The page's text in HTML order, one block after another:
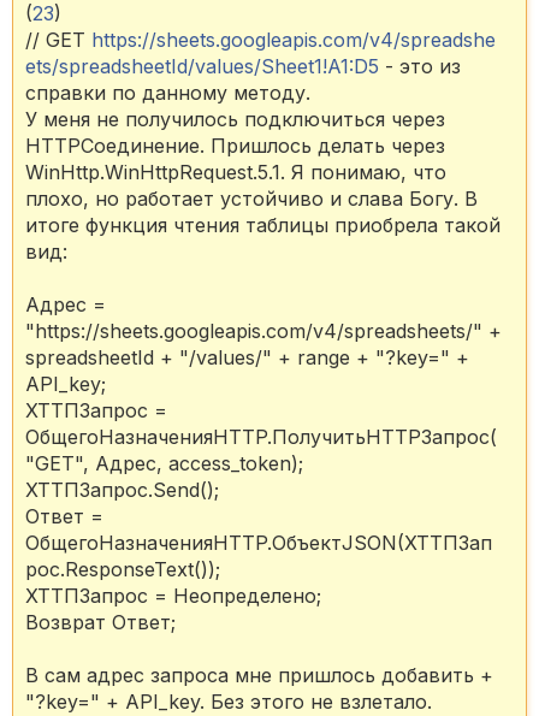
(23)
// GET https://sheets.googleapis.com/v4/spreadshe
ets/spreadsheetId/values/Sheet1!A1:D5 - это из
справки по данному методу.
У меня не получилось подключиться через
HTTPСоединение. Пришлось делать через
WinHttp.WinHttpRequest.5.1. Я понимаю, что
плохо, но работает устойчиво и слава Богу. В
итоге функция чтения таблицы приобрела такой
вид:
Адрес =
"https://sheets.googleapis.com/v4/spreadsheets/" +
spreadsheetId + "/values/" + range + "?key=" +
API_key;
ХТТПЗапрос =
ОбщегоНазначенияHTTP.ПолучитьHTTPЗапрос(
"GET", Адрес, access_token);
ХТТПЗапрос.Send();
Ответ =
ОбщегоНазначенияHTTP.ОбъектJSON(ХТТПЗап
рос.ResponseText());
ХТТПЗапрос = Неопределено;
Возврат Ответ;
В сам адрес запроса мне пришлось добавить +
"?key=" + API_key. Без этого не взлетало.